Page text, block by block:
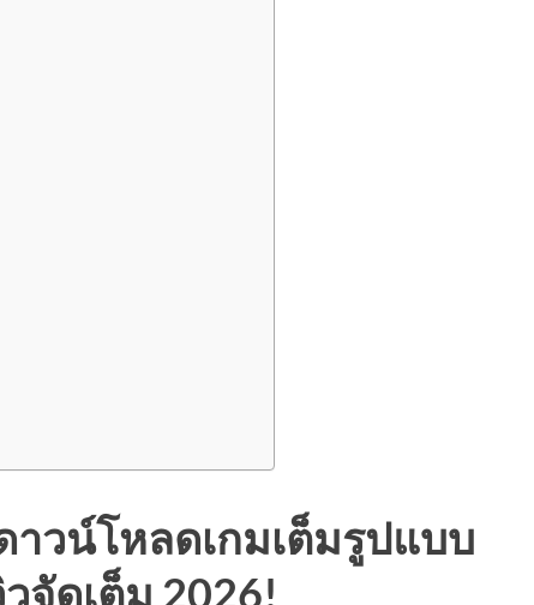
วน์โหลดเกมเต็มรูปแบบ
จัดเต็ม 2026!